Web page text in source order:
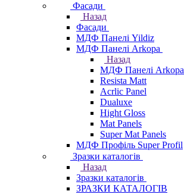
Фасади
Назад
Фасади
МДФ Панелі Yildiz
МДФ Панелі Arkopa
Назад
МДФ Панелі Arkopa
Resista Matt
Acrlic Panel
Dualuxe
Hight Gloss
Mat Panels
Super Mat Panels
МДФ Профіль Super Profil
Зразки каталогів
Назад
Зразки каталогів
ЗРАЗКИ КАТАЛОГІВ